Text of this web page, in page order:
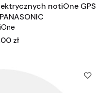
notiOne GPS
zł